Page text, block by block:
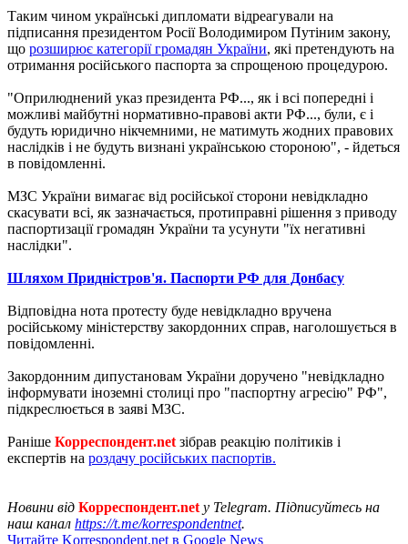
Таким чином українські дипломати відреагували на
підписання президентом Росії Володимиром Путіним закону,
що розширює категорії громадян України, які претендують на
отримання російського паспорта за спрощеною процедурою.
"Оприлюднений указ президента РФ..., як і всі попередні і
можливі майбутні нормативно-правові акти РФ..., були, є і
будуть юридично нікчемними, не матимуть жодних правових
наслідків і не будуть визнані українською стороною", - йдеться
в повідомленні.
МЗС України вимагає від російської сторони невідкладно
скасувати всі, як зазначається, протиправні рішення з приводу
паспортизації громадян України та усунути "їх негативні
наслідки".
Шляхом Придністров'я. Паспорти РФ для Донбасу
Відповідна нота протесту буде невідкладно вручена
російському міністерству закордонних справ, наголошується в
повідомленні.
Закордонним дипустановам України доручено "невідкладно
інформувати іноземні столиці про "паспортну агресію" РФ",
підкреслюється в заяві МЗС.
Раніше Корреспондент.net зібрав реакцію політиків і
експертів на роздачу російських паспортів.
Новини від Корреспондент.net у Telegram. Підписуйтесь на
наш канал https://t.me/korrespondentnet.
Читайте Korrespondent.net в Google News